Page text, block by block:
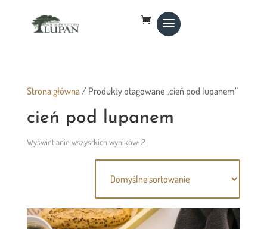
Strona główna/ Produkty otagowane „cień pod lupanem”
cień pod lupanem
Wyświetlanie wszystkich wyników: 2